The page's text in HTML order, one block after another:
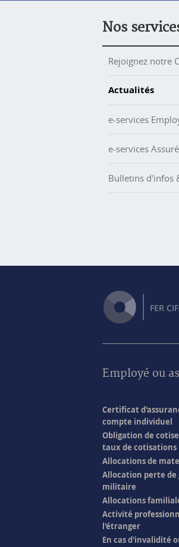
Nos
Rejoignez notre
Actualités
e-services
e-services
Bulletins d'infos
Employé ou
Certificat
compte individuel
Obligation de
taux de cotisations
Allocations de
Allocation perte de
militaire
Allocations
Activité
l'étranger
En cas d'invalidité